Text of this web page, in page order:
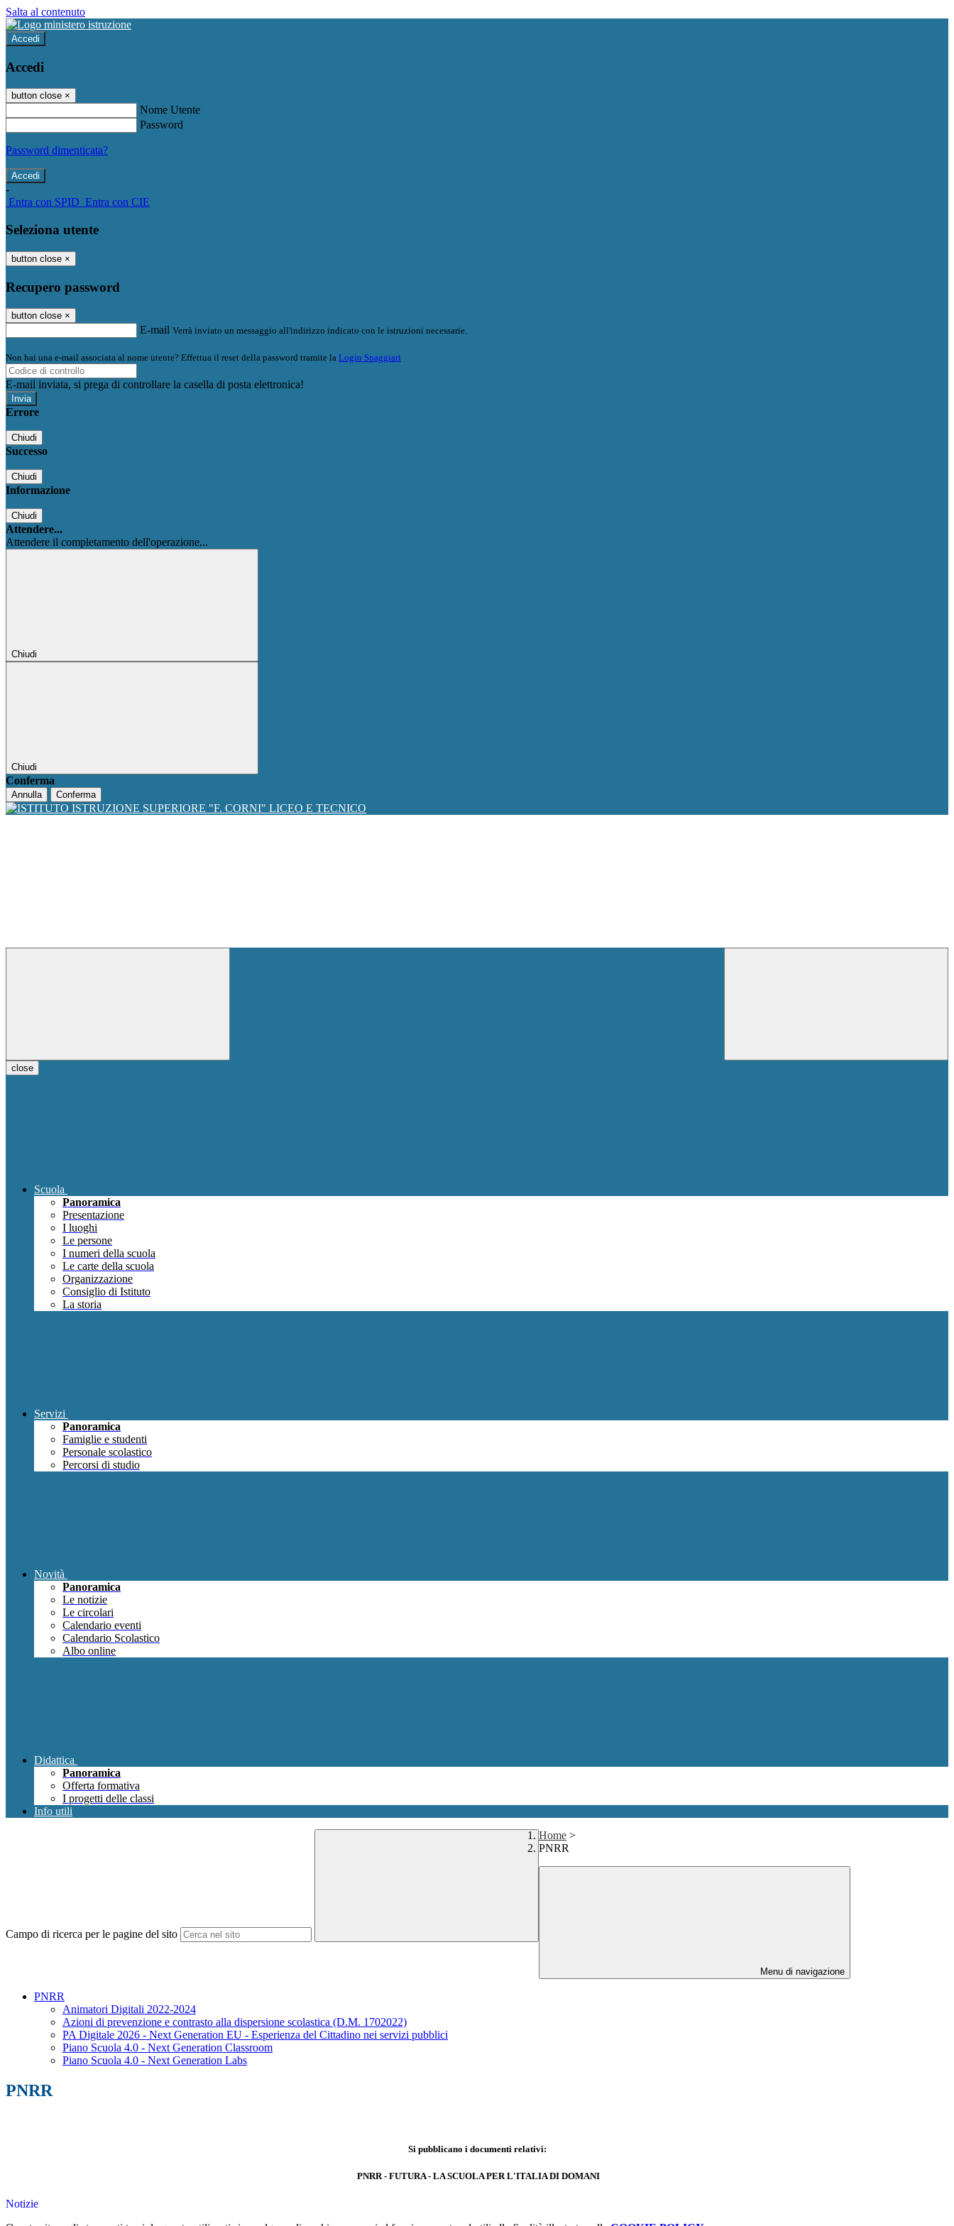
Salta al contenuto
Accedi
Accedi
button close ×
Nome Utente
Password
Password dimenticata?
-
Entra con SPID Entra con CIE
Seleziona utente
button close ×
Recupero password
button close ×
E-mail Verrà inviato un messaggio all'indirizzo indicato con le istruzioni necessarie.
Non hai una e-mail associata al nome utente? Effettua il reset della password tramite la Login Spaggiari
E-mail inviata, si prega di controllare la casella di posta elettronica!
Errore
Chiudi
Successo
Chiudi
Informazione
Chiudi
Attendere...
Attendere il completamento dell'operazione...
Chiudi
Chiudi
Conferma
Annulla Conferma
close
Scuola
Panoramica
Presentazione
I luoghi
Le persone
I numeri della scuola
Le carte della scuola
Organizzazione
Consiglio di Istituto
La storia
Servizi
Panoramica
Famiglie e studenti
Personale scolastico
Percorsi di studio
Novità
Panoramica
Le notizie
Le circolari
Calendario eventi
Calendario Scolastico
Albo online
Didattica
Panoramica
Offerta formativa
I progetti delle classi
Info utili
Campo di ricerca per le pagine del sito
Home >
PNRR
Menu di navigazione
PNRR
Animatori Digitali 2022-2024
Azioni di prevenzione e contrasto alla dispersione scolastica (D.M. 1702022)
PA Digitale 2026 - Next Generation EU - Esperienza del Cittadino nei servizi pubblici
Piano Scuola 4.0 - Next Generation Classroom
Piano Scuola 4.0 - Next Generation Labs
PNRR
Si pubblicano i documenti relativi:
PNRR - FUTURA - LA SCUOLA PER L'ITALIA DI DOMANI
Notizie